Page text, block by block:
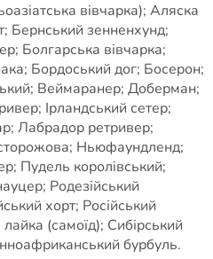
вівчарка); Аляска
Бернський зенненхунд;
Болгарська вівчарка;
Бордоський дог; Босерон;
Веймаранер; Доберман;
Ірландський сетер;
Лабрадор ретривер;
Ньюфаундленд;
Пудель королівський;
Родезійський
хорт; Російський
(самоїд); Сибірський
бурбуль.